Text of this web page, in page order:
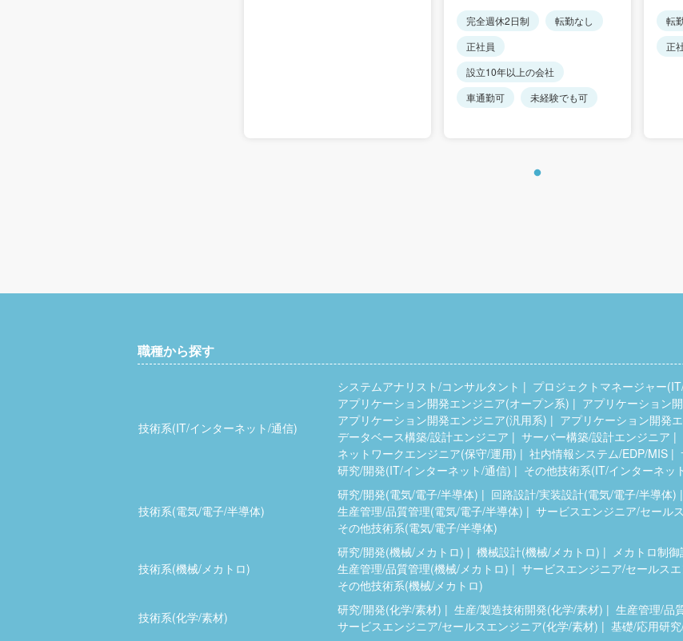
完全週休2日制
転勤なし
正社員
設立10年以上の会社
車通勤可
未経験でも可
転
正
職種から探す
技術系(IT/インターネット/通信)
システムアナリスト/コンサルタント
プロジェクトマネージャー
アプリケーション開発エンジニア(オープン系)
アプリケーション
アプリケーション開発エンジニア(汎用系)
アプリケーション開発
データベース構築/設計エンジニア
サーバー構築/設計エンジニア
ネットワークエンジニア(保守/運用)
社内情報システム/EDP/MIS
研究/開発(IT/インターネット/通信)
その他技術系(IT/インターネッ
技術系(電気/電子/半導体)
研究/開発(電気/電子/半導体) 回路設計/実装設計(電気/電子/半導体)
生産管理/品質管理(電気/電子/半導体)
サービスエンジニア/セール
その他技術系(電気/電子/半導体)
技術系(機械/メカトロ)
研究/開発(機械/メカトロ) 機械設計(機械/メカトロ) メカトロ制
生産管理/品質管理(機械/メカトロ)
サービスエンジニア/セールス
その他技術系(機械/メカトロ)
技術系(化学/素材)
研究/開発(化学/素材) 生産/製造技術開発(化学/素材)
生産管理/品
サービスエンジニア/セールスエンジニア(化学/素材)
基礎/応用研